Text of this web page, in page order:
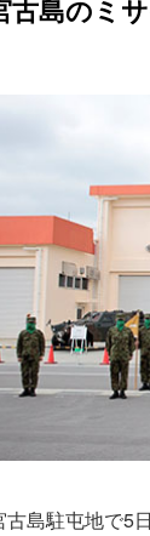
古島のミ
古島駐屯地で5